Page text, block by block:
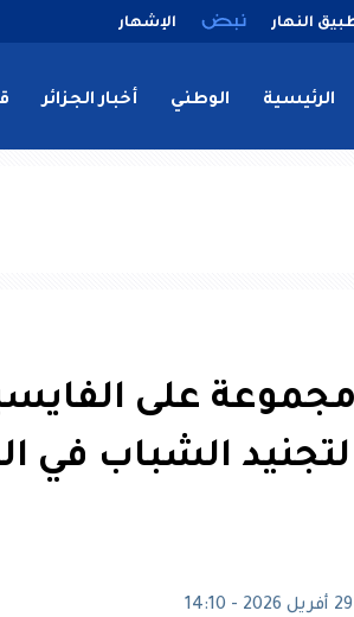
النهار الإشهار
الرئيسية الوطني أخبار الجزائر
على
لتجنيد الشباب في